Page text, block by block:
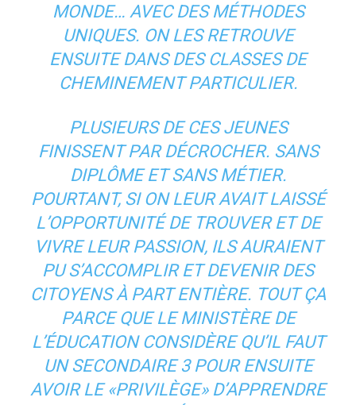
MONDE… AVEC DES MÉTHODES
UNIQUES. ON LES RETROUVE
ENSUITE DANS DES CLASSES DE
CHEMINEMENT PARTICULIER.
PLUSIEURS DE CES JEUNES
FINISSENT PAR DÉCROCHER. SANS
DIPLÔME ET SANS MÉTIER.
POURTANT, SI ON LEUR AVAIT LAISSÉ
L’OPPORTUNITÉ DE TROUVER ET DE
VIVRE LEUR PASSION, ILS AURAIENT
PU S’ACCOMPLIR ET DEVENIR DES
CITOYENS À PART ENTIÈRE. TOUT ÇA
PARCE QUE LE MINISTÈRE DE
L’ÉDUCATION CONSIDÈRE QU’IL FAUT
UN SECONDAIRE 3 POUR ENSUITE
AVOIR LE «PRIVILÈGE» D’APPRENDRE